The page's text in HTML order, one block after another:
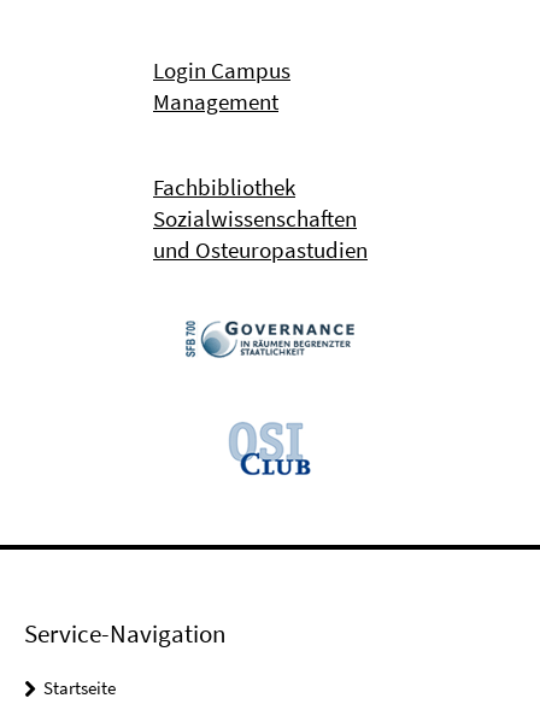
Login Campus
Management
Fachbibliothek
Sozialwissenschaften
und Osteuropastudien
Service-Navigation
Startseite